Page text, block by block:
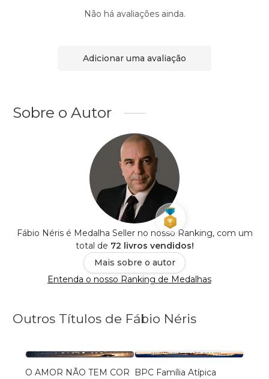
Não há avaliações ainda.
Adicionar uma avaliação
Sobre o Autor
Fábio Néris é Medalha Seller no nosso Ranking, com um
total de 72 livros vendidos!
Mais sobre o autor
Entenda o nosso Ranking de Medalhas
Outros Títulos de Fábio Néris
O AMOR NÃO TEM COR
BPC Família Atípica